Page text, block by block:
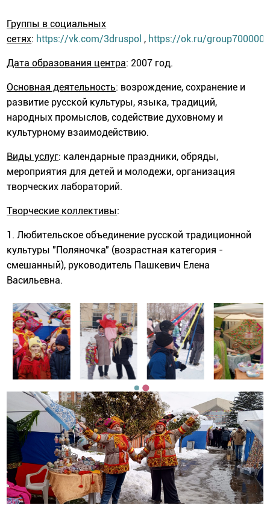
Группы в социальных
сетях: https://vk.com/3druspol , https://ok.ru/
Дата образования центра: 2007 год.
Основная деятельность: возрождение, сохранение и
развитие русской культуры, языка, традиций,
народных промыслов, содействие духовному и
культурному взаимодействию.
Виды услуг: календарные праздники, обряды,
мероприятия для детей и молодежи, организация
творческих лабораторий.
Творческие коллективы:
1. Любительское объединение русской традиционной
культуры "Поляночка" (возрастная категория -
смешанный), руководитель Пашкевич Елена
Васильевна.